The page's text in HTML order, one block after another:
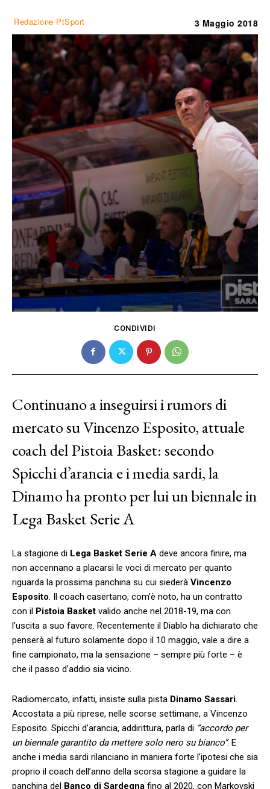
Redazione PtSport 3 Maggio 2018
CONDIVIDI
Continuano a inseguirsi i rumors di
mercato su Vincenzo Esposito, attuale
coach del Pistoia Basket: secondo
Spicchi d’arancia e i media sardi, la
Dinamo ha pronto per lui un biennale in
Lega Basket Serie A
La stagione di Lega Basket Serie A deve ancora finire, ma
non accennano a placarsi le voci di mercato per quanto
riguarda la prossima panchina su cui siederà Vincenzo
Esposito. Il coach casertano, com’è noto, ha un contratto
con il Pistoia Basket valido anche nel 2018-19, ma con
l’uscita a suo favore. Recentemente il Diablo ha dichiarato che
penserà al futuro solamente dopo il 10 maggio, vale a dire a
fine campionato, ma la sensazione – sempre più forte – è
che il passo d’addio sia vicino.
Radiomercato, infatti, insiste sulla pista Dinamo Sassari.
Accostata a più riprese, nelle scorse settimane, a Vincenzo
Esposito. Spicchi d’arancia, addirittura, parla di “accordo per
un biennale garantito da mettere solo nero su bianco”. E
anche i media sardi rilanciano in maniera forte l’ipotesi che sia
proprio il coach dell’anno della scorsa stagione a guidare la
panchina del Banco di Sardegna fino al 2020, con Markovski